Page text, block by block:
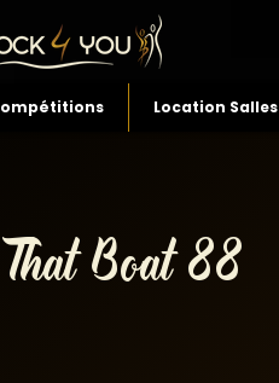
Location Salles
Boat 88